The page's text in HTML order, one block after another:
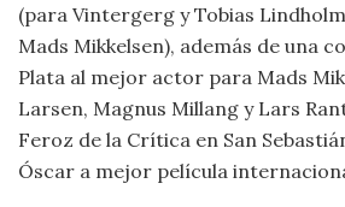
(para Vintergerg y Tobias
Mads Mikkelsen), además de una
Plata al mejor actor para Mads
Larsen, Magnus Millang y Lars
Feroz de la Crítica en San
Óscar a mejor película